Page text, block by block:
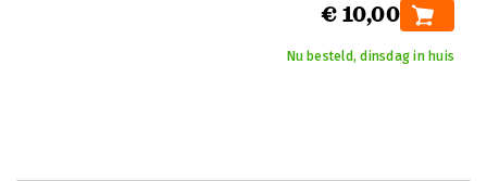
€ 10,00
Nu besteld, dinsdag in huis